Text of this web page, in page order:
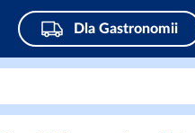
Dla Gastronomii